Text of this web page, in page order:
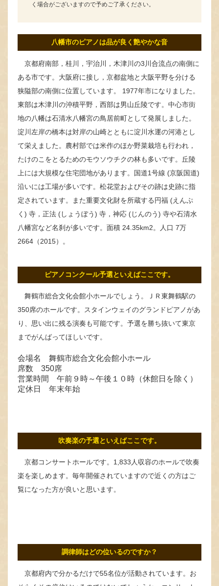
く場合がございますので予めご了承ください。
八幡市のピアノは品が良く艶やかな音
京都府南部，桂川，宇治川，木津川の3川合流点の南側に
ある市です。大阪府に接し，京都盆地と大阪平野を分ける
狭隘部の南側に位置しています。 1977年市になりました。
東部は木津川の沖積平野，西部は男山丘陵です。中心市街
地の八幡は石清水八幡宮の鳥居前町として発展しました。
淀川左岸の橋本は対岸の山崎とともに淀川水運の河港とし
て栄えました。農村部では米作のほか野菜栽培も行われ，
たけのこをとるためのモウソウチクの林も多いです。丘陵
上には大規模な住宅団地があります。国道1号線 (京阪国道)
沿いには工場が多いです。松花堂およびその跡は史跡に指
定されています。また重要文化財を所蔵する円福 (えんぷ
く) 寺，正法 (しょうぼう) 寺，神応 (じんのう) 寺や石清水
八幡宮など名刹が多いです。面積 24.35km2。人口 7万
2664（2015）。
ピアノコンクール予選といえばここです。
舞鶴市総合文化会館小ホールでしょう。ＪＲ東舞鶴駅の
350席のホールです。スタインウェイのグランドピアノがあ
り、思い出に残る演奏も可能です。予選を勝ち抜いて東京
までがんばってほしいです。
会場名 舞鶴市総合文化会館小ホール
席数 350席
営業時間 午前９時～午後１０時（休館日を除く）
定休日 年末年始
吹奏楽の予選といえばここです。
京都コンサートホールです。1,833人収容のホールで吹奏
楽を楽しめます。毎年開催されていますので近くの方はご
覧になった方が良いと思います。
調律師はどの位いるのですか？
京都府内で分かるだけで55名位が活動されています。お